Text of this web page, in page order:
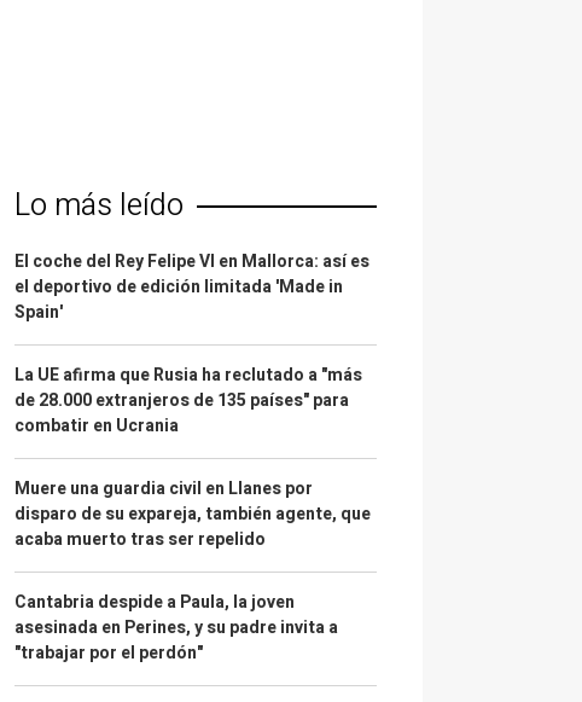
Lo más leído
El coche del Rey Felipe VI en Mallorca: así es
el deportivo de edición limitada 'Made in
Spain'
La UE afirma que Rusia ha reclutado a "más
de 28.000 extranjeros de 135 países" para
combatir en Ucrania
Muere una guardia civil en Llanes por
disparo de su expareja, también agente, que
acaba muerto tras ser repelido
Cantabria despide a Paula, la joven
asesinada en Perines, y su padre invita a
"trabajar por el perdón"